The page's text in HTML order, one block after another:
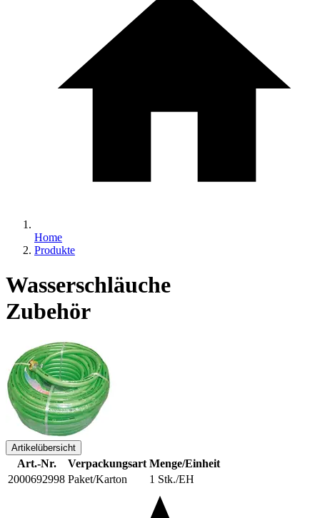
Home
Produkte
Wasserschläuche
Zubehör
Artikelübersicht
Art.-Nr. Verpackungsart Menge/Einheit
2000692998 Paket/Karton 1 Stk./EH